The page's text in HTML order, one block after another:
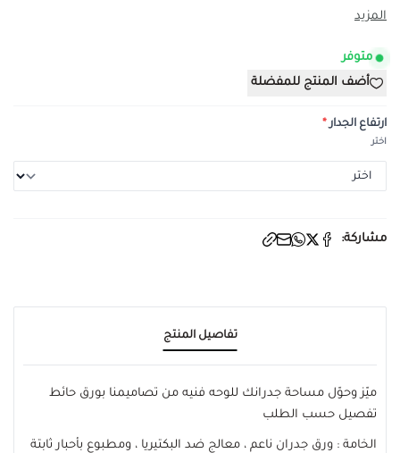
المزيد
متوفر
أضف المنتج للمفضلة
ارتفاع الجدار*
اختر
مشاركة:
تفاصيل المنتج
ميّز وحوّل مساحة جدرانك للوحه فنيه من تصاميمنا بورق حائط
تفصيل حسب الطلب
الخامة : ورق جدران ناعم ، معالج ضد البكتيريا ، ومطبوع بأحبار ثابتة